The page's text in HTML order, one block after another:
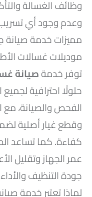
وظائف الغسالة
وعدم وجود أي تسريب
مميزات خدمة صيانة
موديلات غسالات
توفر خدمةصيانة
حلولًا احترافية
الفحص والصيانة،
وقطع غيار أصلية
كفاءة. كما تساعد
عمر الجهاز وتقليل
جودة التنظيف
لماذا تعتبر خدمة